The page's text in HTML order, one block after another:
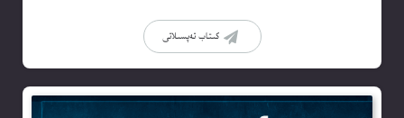
كىتاب تەپسىلاتى